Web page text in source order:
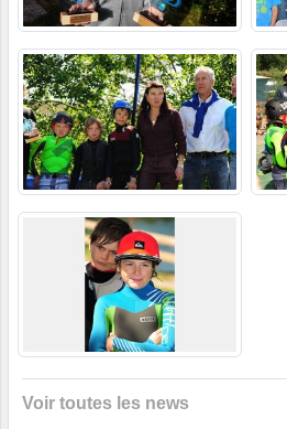
Voir toutes les news